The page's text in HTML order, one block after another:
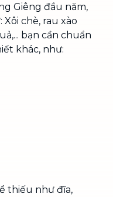
Giêng đầu năm,
chè, rau xào
bạn cần chuẩn
khác, như:
thiếu như đĩa,